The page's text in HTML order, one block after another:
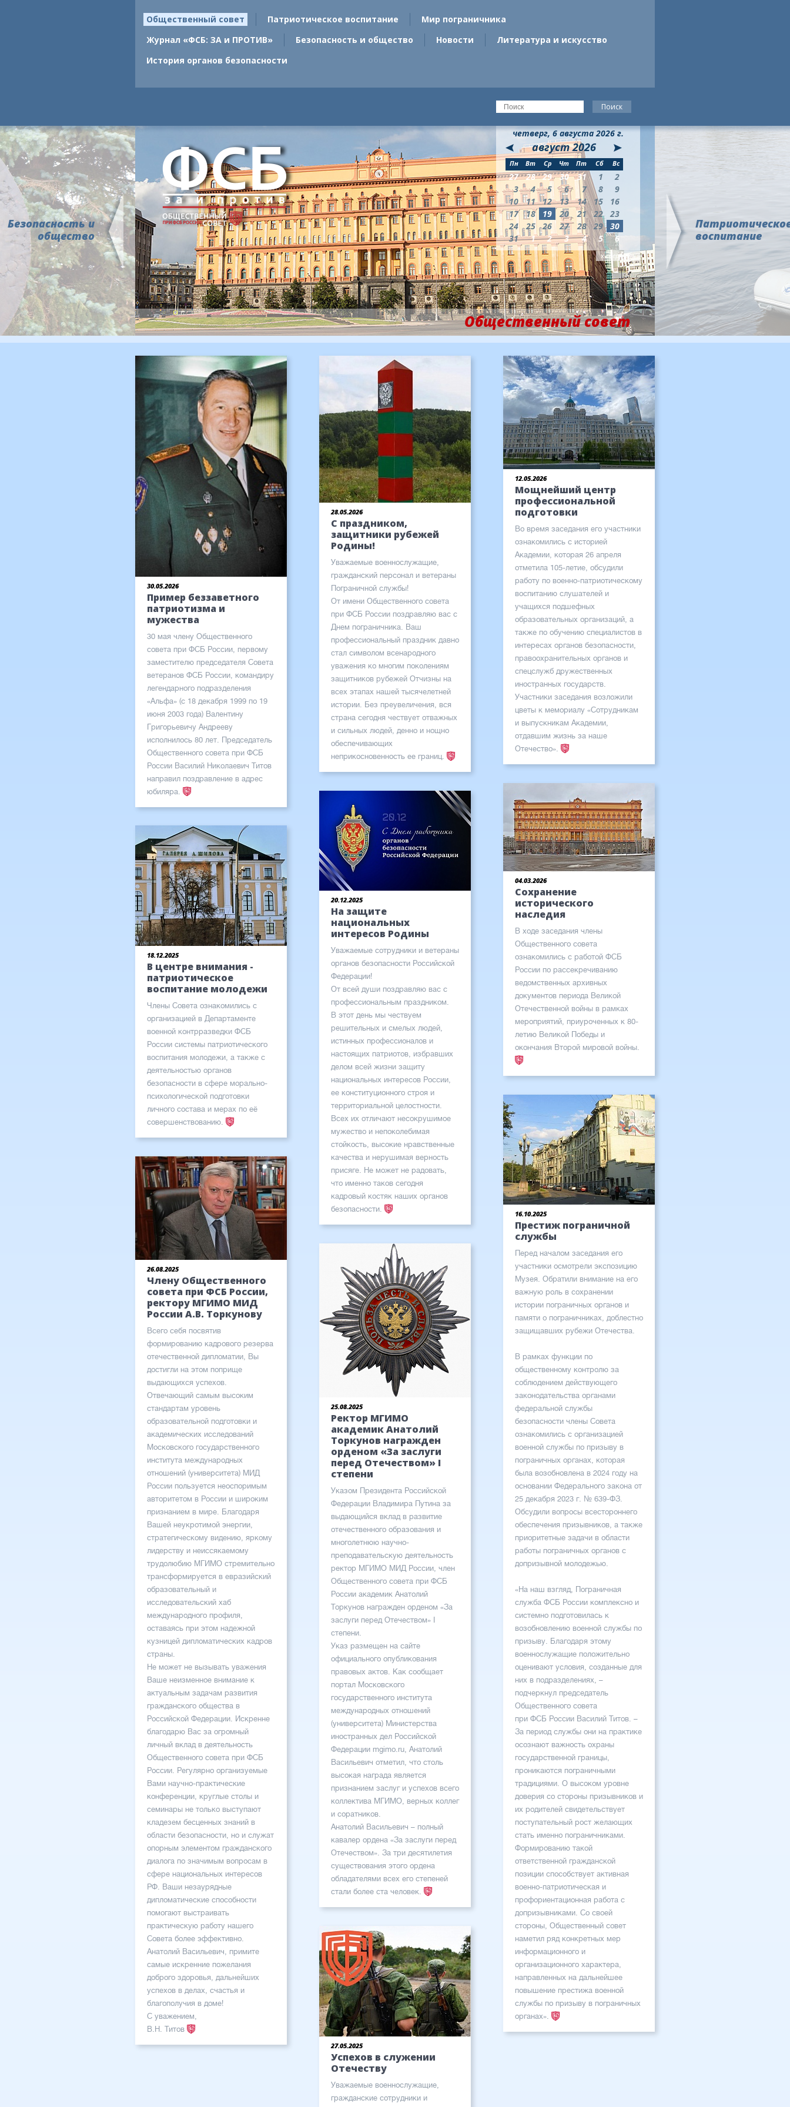
Общественный совет Патриотическое воспитание
Мир пограничника
Журнал «ФСБ: ЗА и ПРОТИВ»
Безопасность и общество Новости
Литература и искусство
История органов безопасности
Общественный совет
Безопасность и
общество
воспитание
четверг, 6 августа 2026 г.
август 2026
Пн Вт Ср Чт Пт Сб Вс
27 28 29 30 31 1
2
3
4 5 6 7 8
9
10
11 12 13 14 15
16
17
18 19 20 21 22
23
24
25 26 27 28 29
30
31
1 2 3 4 5 6
хсвернуть
30.05.2026
Пример беззаветного
патриотизма и
мужества
30 мая члену Общественного
совета при ФСБ России, первому
заместителю председателя Совета
ветеранов ФСБ России, командиру
легендарного подразделения
«Альфа» (с 18 декабря 1999 по 19
июня 2003 года) Валентину
Григорьевичу Андрееву
исполнилось 80 лет. Председатель
Общественного совета при ФСБ
России Василий Николаевич Титов
направил поздравление в адрес
юбиляра.
28.05.2026
С праздником,
защитники рубежей
Родины!
Уважаемые военнослужащие,
гражданский персонал и ветераны
Пограничной службы!
От имени Общественного совета
при ФСБ России поздравляю вас с
Днем пограничника. Ваш
профессиональный праздник давно
стал символом всенародного
уважения ко многим поколениям
защитников рубежей Отчизны на
всех этапах нашей тысячелетней
истории. Без преувеличения, вся
страна сегодня чествует отважных
и сильных людей, денно и нощно
обеспечивающих
неприкосновенность ее границ.
12.05.2026
Мощнейший центр
профессиональной
подготовки
Во время заседания его участники
ознакомились с историей
Академии, которая 26 апреля
отметила 105-летие, обсудили
работу по военно-патриотическому
воспитанию слушателей и
учащихся подшефных
образовательных организаций, а
также по обучению специалистов в
интересах органов безопасности,
правоохранительных органов и
спецслужб дружественных
иностранных государств.
Участники заседания возложили
цветы к мемориалу «Сотрудникам
и выпускникам Академии,
отдавшим жизнь за наше
Отечество».
04.03.2026
Сохранение
исторического
наследия
В ходе заседания члены
Общественного совета
ознакомились с работой ФСБ
России по рассекречиванию
ведомственных архивных
документов периода Великой
Отечественной войны в рамках
мероприятий, приуроченных к 80-
летию Великой Победы и
окончания Второй мировой войны.
20.12.2025
На защите
национальных
интересов Родины
Уважаемые сотрудники и ветераны
органов безопасности Российской
Федерации!
От всей души поздравляю вас с
профессиональным праздником.
В этот день мы чествуем
решительных и смелых людей,
истинных профессионалов и
настоящих патриотов, избравших
делом всей жизни защиту
национальных интересов России,
ее конституционного строя и
территориальной целостности.
Всех их отличают несокрушимое
мужество и непоколебимая
стойкость, высокие нравственные
качества и нерушимая верность
присяге. Не может не радовать,
что именно таков сегодня
кадровый костяк наших органов
безопасности.
18.12.2025
В центре внимания -
патриотическое
воспитание молодежи
Члены Совета ознакомились с
организацией в Департаменте
военной контрразведки ФСБ
России системы патриотического
воспитания молодежи, а также с
деятельностью органов
безопасности в сфере морально-
психологической подготовки
личного состава и мерах по её
совершенствованию.
16.10.2025
Престиж пограничной
службы
Перед началом заседания его
участники осмотрели экспозицию
Музея. Обратили внимание на его
важную роль в сохранении
истории пограничных органов и
памяти о пограничниках, доблестно
защищавших рубежи Отечества.
В рамках функции по
общественному контролю за
соблюдением действующего
законодательства органами
федеральной службы
безопасности члены Совета
ознакомились с организацией
военной службы по призыву в
пограничных органах, которая
была возобновлена в 2024 году на
основании Федерального закона от
25 декабря 2023 г. № 639-ФЗ.
Обсудили вопросы всестороннего
обеспечения призывников, а также
приоритетные задачи в области
работы пограничных органов с
допризывной молодежью.
«На наш взгляд, Пограничная
служба ФСБ России комплексно и
системно подготовилась к
возобновлению военной службы по
призыву. Благодаря этому
военнослужащие положительно
оценивают условия, созданные для
них в подразделениях, –
подчеркнул председатель
Общественного совета
при ФСБ России Василий Титов. –
За период службы они на практике
осознают важность охраны
государственной границы,
проникаются пограничными
традициями. О высоком уровне
доверия со стороны призывников и
их родителей свидетельствует
поступательный рост желающих
стать именно пограничниками.
Формированию такой
ответственной гражданской
позиции способствует активная
военно-патриотическая и
профориентационная работа с
допризывниками. Со своей
стороны, Общественный совет
наметил ряд конкретных мер
информационного и
организационного характера,
направленных на дальнейшее
повышение престижа военной
службы по призыву в пограничных
органах».
26.08.2025
Члену Общественного
совета при ФСБ России,
ректору МГИМО МИД
России А.В. Торкунову
Всего себя посвятив
формированию кадрового резерва
отечественной дипломатии, Вы
достигли на этом поприще
выдающихся успехов.
Отвечающий самым высоким
стандартам уровень
образовательной подготовки и
академических исследований
Московского государственного
института международных
отношений (университета) МИД
России пользуется неоспоримым
авторитетом в России и широким
признанием в мире. Благодаря
Вашей неукротимой энергии,
стратегическому видению, яркому
лидерству и неиссякаемому
трудолюбию МГИМО стремительно
трансформируется в евразийский
образовательный и
исследовательский хаб
международного профиля,
оставаясь при этом надежной
кузницей дипломатических кадров
страны.
Не может не вызывать уважения
Ваше неизменное внимание к
актуальным задачам развития
гражданского общества в
Российской Федерации. Искренне
благодарю Вас за огромный
личный вклад в деятельность
Общественного совета при ФСБ
России. Регулярно организуемые
Вами научно-практические
конференции, круглые столы и
семинары не только выступают
кладезем бесценных знаний в
области безопасности, но и служат
опорным элементом гражданского
диалога по значимым вопросам в
сфере национальных интересов
РФ. Ваши незаурядные
дипломатические способности
помогают выстраивать
практическую работу нашего
Совета более эффективно.
Анатолий Васильевич, примите
самые искренние пожелания
доброго здоровья, дальнейших
успехов в делах, счастья и
благополучия в доме!
С уважением,
В.Н. Титов
25.08.2025
Ректор МГИМО
академик Анатолий
Торкунов награжден
орденом «За заслуги
перед Отечеством» I
степени
Указом Президента Российской
Федерации Владимира Путина за
выдающийся вклад в развитие
отечественного образования и
многолетнюю научно-
преподавательскую деятельность
ректор МГИМО МИД России, член
Общественного совета при ФСБ
России академик Анатолий
Торкунов награжден орденом «За
заслуги перед Отечеством» I
степени.
Указ размещен на сайте
официального опубликования
правовых актов. Как сообщает
портал Московского
государственного института
международных отношений
(университета) Министерства
иностранных дел Российской
Федерации mgimo.ru, Анатолий
Васильевич отметил, что столь
высокая награда является
признанием заслуг и успехов всего
коллектива МГИМО, верных коллег
и соратников.
Анатолий Васильевич – полный
кавалер ордена «За заслуги перед
Отечеством». За три десятилетия
существования этого ордена
обладателями всех его степеней
стали более ста человек.
27.05.2025
Успехов в служении
Отечеству
Уважаемые военнослужащие,
гражданские сотрудники и